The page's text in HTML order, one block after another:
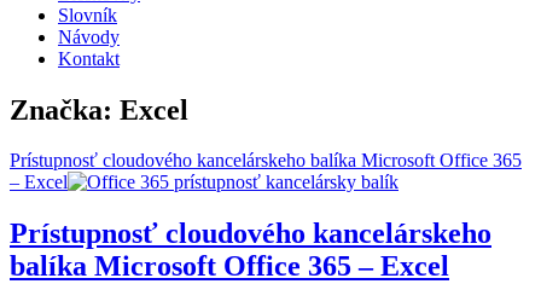
Slovník
Návody
Kontakt
Značka: Excel
Prístupnosť cloudového kancelárskeho balíka Microsoft Office 365
– Excel
Prístupnosť cloudového kancelárskeho
balíka Microsoft Office 365 – Excel